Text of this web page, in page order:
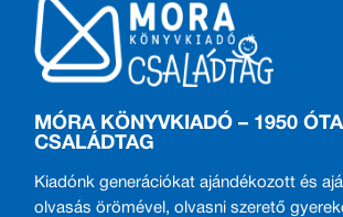
MÓRA KÖNYVKIADÓ – 1950 ÓTA
CSALÁDTAG
Kiadónk generációkat ajándékozott és
olvasás örömével, olvasni szerető